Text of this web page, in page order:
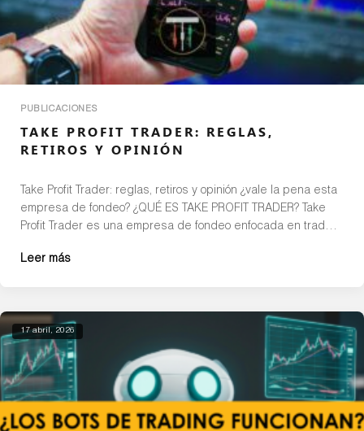
PUBLICACIONES
TAKE PROFIT TRADER: REGLAS,
RETIROS Y OPINIÓN
Take Profit Trader: reglas, retiros y opinión ¿vale la pena esta
empresa de fondeo? ¿QUÉ ES TAKE PROFIT TRADER? Take
Profit Trader es una empresa de fondeo enfocada en traders
propio dinero. Su objetivo es identificar traders consistentes
Leer más
17 abril, 2026